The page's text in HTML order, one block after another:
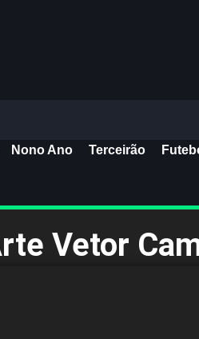
Nono Ano Terceirão
Vetor